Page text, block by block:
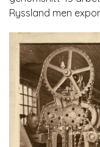
Ryssland men